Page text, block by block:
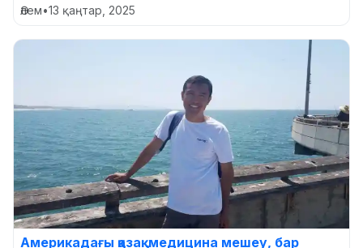
Әлем•13 қаңтар, 2025
Америкадағы қазақ: медицина мешеу, бар